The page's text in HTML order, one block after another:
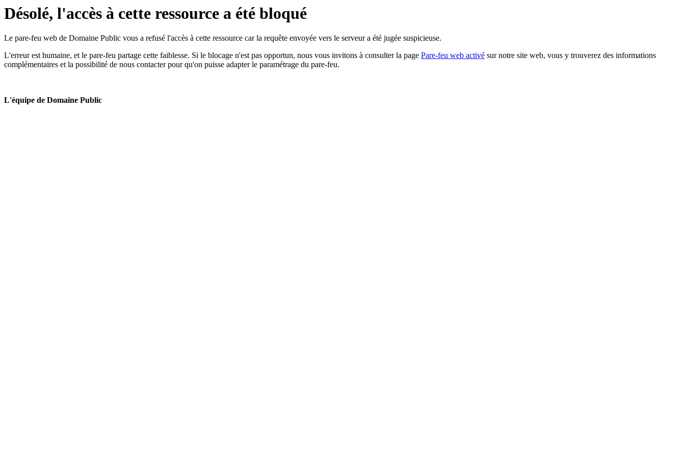
Désolé, l'accès à cette ressource a été bloqué
Le pare-feu web de Domaine Public vous a refusé l'accès à cette ressource car la requête envoyée vers le serveur a été jugée suspicieuse.
L'erreur est humaine, et le pare-feu partage cette faiblesse. Si le blocage n'est pas opportun, nous vous invitons à consulter la page Pare-feu web activé sur notre site web, vous y trouverez des informations
complémentaires et la possibilité de nous contacter pour qu'on puisse adapter le paramétrage du pare-feu.
L'équipe de Domaine Public